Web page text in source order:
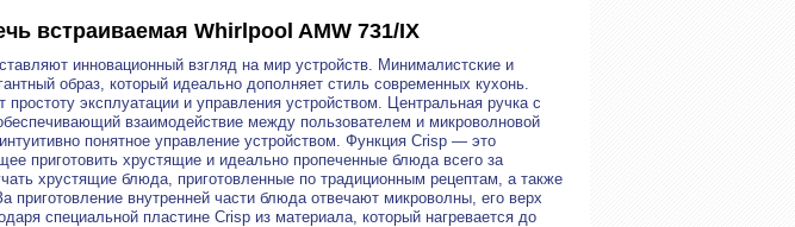
встраиваемая Whirlpool AMW 731/IX
инновационный взгляд на мир устройств. Минималистские и
образ, который идеально дополняет стиль современных кухонь.
эксплуатации и управления устройством. Центральная ручка с
взаимодействие между пользователем и микроволновой
понятное управление устройством. Функция Crisp — это
приготовить хрустящие и идеально пропеченные блюда всего за
хрустящие блюда, приготовленные по традиционным рецептам, а также
приготовление внутренней части блюда отвечают микроволны, его верх
специальной пластине Crisp из материала, который нагревается до